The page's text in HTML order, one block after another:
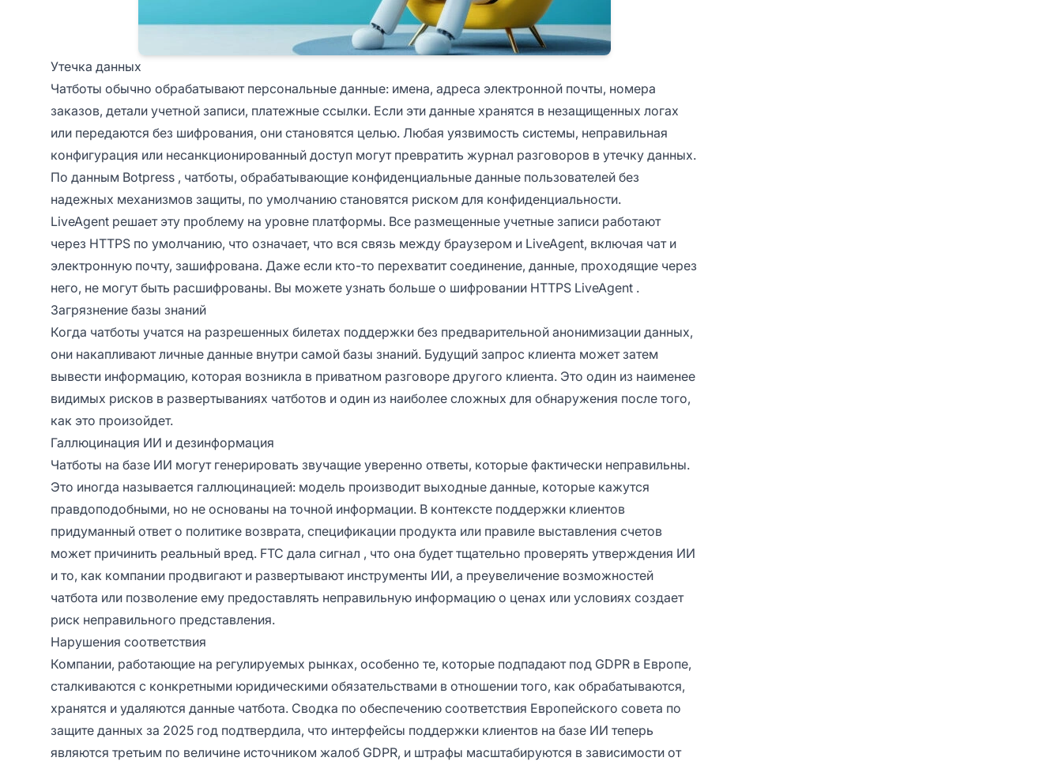
Утечка данных
Чатботы обычно обрабатывают персональные данные: имена, адреса электронной почты, номера
заказов, детали учетной записи, платежные ссылки. Если эти данные хранятся в незащищенных логах
или передаются без шифрования, они становятся целью. Любая уязвимость системы, неправильная
конфигурация или несанкционированный доступ могут превратить журнал разговоров в утечку данных.
По данным Botpress , чатботы, обрабатывающие конфиденциальные данные пользователей без
надежных механизмов защиты, по умолчанию становятся риском для конфиденциальности.
LiveAgent решает эту проблему на уровне платформы. Все размещенные учетные записи работают
через HTTPS по умолчанию, что означает, что вся связь между браузером и LiveAgent, включая чат и
электронную почту, зашифрована. Даже если кто-то перехватит соединение, данные, проходящие через
него, не могут быть расшифрованы. Вы можете узнать больше о шифровании HTTPS LiveAgent .
Загрязнение базы знаний
Когда чатботы учатся на разрешенных билетах поддержки без предварительной анонимизации данных,
они накапливают личные данные внутри самой базы знаний. Будущий запрос клиента может затем
вывести информацию, которая возникла в приватном разговоре другого клиента. Это один из наименее
видимых рисков в развертываниях чатботов и один из наиболее сложных для обнаружения после того,
как это произойдет.
Галлюцинация ИИ и дезинформация
Чатботы на базе ИИ могут генерировать звучащие уверенно ответы, которые фактически неправильны.
Это иногда называется галлюцинацией: модель производит выходные данные, которые кажутся
правдоподобными, но не основаны на точной информации. В контексте поддержки клиентов
придуманный ответ о политике возврата, спецификации продукта или правиле выставления счетов
может причинить реальный вред. FTC дала сигнал , что она будет тщательно проверять утверждения ИИ
и то, как компании продвигают и развертывают инструменты ИИ, а преувеличение возможностей
чатбота или позволение ему предоставлять неправильную информацию о ценах или условиях создает
риск неправильного представления.
Нарушения соответствия
Компании, работающие на регулируемых рынках, особенно те, которые подпадают под GDPR в Европе,
сталкиваются с конкретными юридическими обязательствами в отношении того, как обрабатываются,
хранятся и удаляются данные чатбота. Сводка по обеспечению соответствия Европейского совета по
защите данных за 2025 год подтвердила, что интерфейсы поддержки клиентов на базе ИИ теперь
являются третьим по величине источником жалоб GDPR, и штрафы масштабируются в зависимости от